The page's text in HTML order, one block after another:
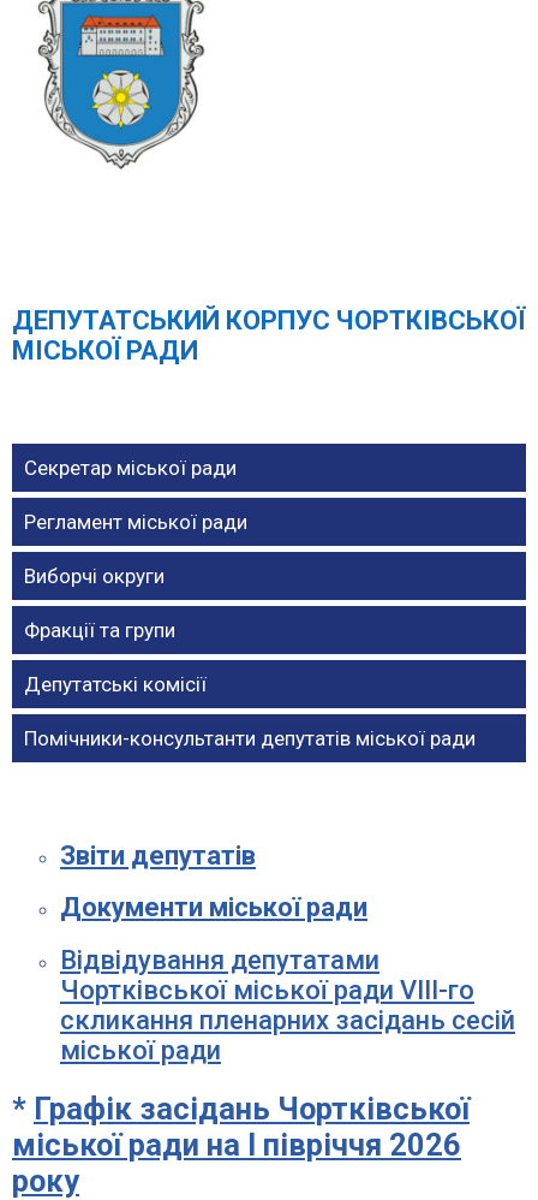
ДЕПУТАТСЬКИЙ КОРПУС ЧОРТКІВСЬКОЇ
МІСЬКОЇ РАДИ
Секретар міської ради
Регламент міської ради
Виборчі округи
Фракції та групи
Депутатські комісії
Помічники-консультанти депутатів міської ради
Звіти депутатів
Документи міської ради
Відвідування депутатами
Чортківської міської ради VІІІ-го
скликання пленарних засідань сесій
міської ради
* Графік засідань Чортківської
міської ради на І півріччя 2026
року